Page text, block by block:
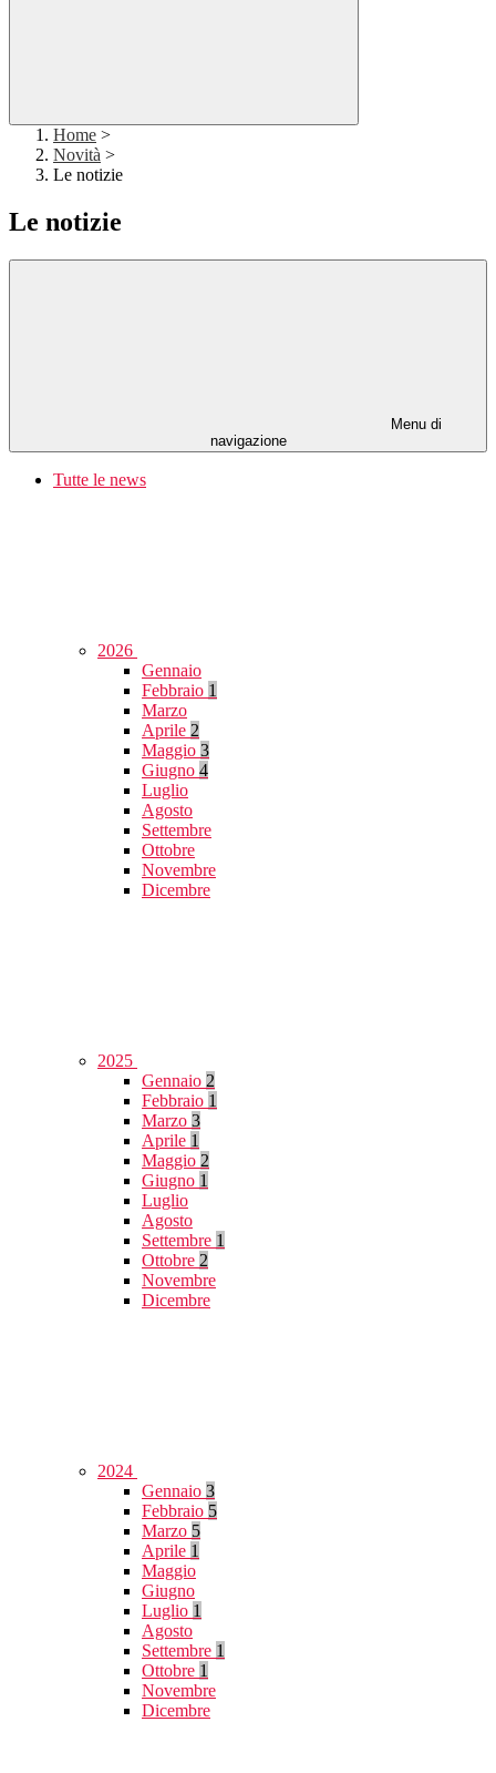
Home >
Novità >
Le notizie
Le notizie
Menu di
navigazione
Tutte le news
2026
Gennaio
Febbraio 1
Marzo
Aprile 2
Maggio 3
Giugno 4
Luglio
Agosto
Settembre
Ottobre
Novembre
Dicembre
2025
Gennaio 2
Febbraio 1
Marzo 3
Aprile 1
Maggio 2
Giugno 1
Luglio
Agosto
Settembre 1
Ottobre 2
Novembre
Dicembre
2024
Gennaio 3
Febbraio 5
Marzo 5
Aprile 1
Maggio
Giugno
Luglio 1
Agosto
Settembre 1
Ottobre 1
Novembre
Dicembre